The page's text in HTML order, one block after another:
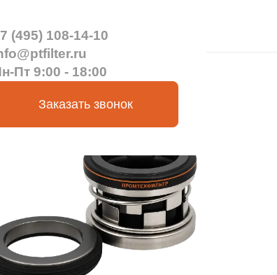
(495) 108-14-10
Пт 9:00 - 18:00
Заказать звонок